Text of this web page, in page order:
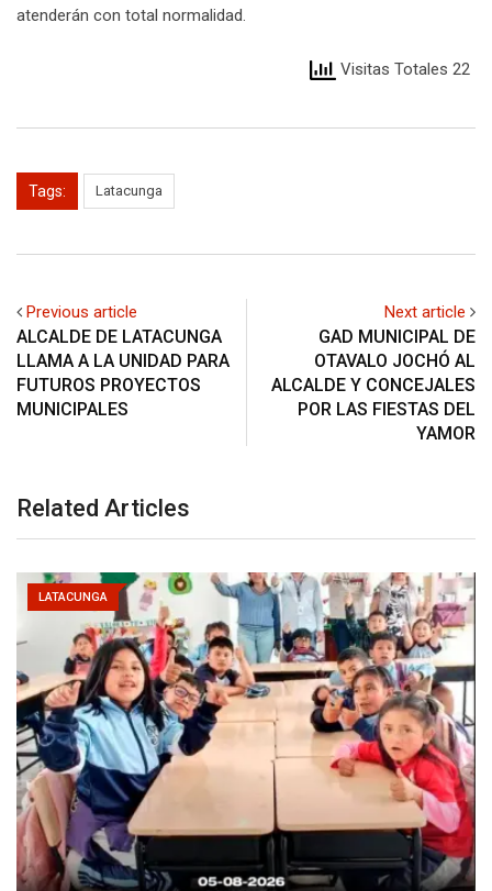
atenderán con total normalidad.
Visitas Totales 22
Tags: Latacunga
Previous article
ALCALDE DE LATACUNGA
LLAMA A LA UNIDAD PARA
FUTUROS PROYECTOS
MUNICIPALES
Next article
GAD MUNICIPAL DE
OTAVALO JOCHÓ AL
ALCALDE Y CONCEJALES
POR LAS FIESTAS DEL
YAMOR
Related Articles
LATACUNGA